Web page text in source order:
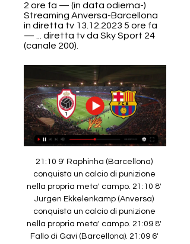
2 ore fa — (in data odierna-)
Streaming Anversa-Barcellona
in diretta tv 13.12.2023 5 ore fa
— ... diretta tv da Sky Sport 24
(canale 200).
21:10 9' Raphinha (Barcellona)
conquista un calcio di punizione
nella propria meta' campo. 21:10 8'
Jurgen Ekkelenkamp (Anversa)
conquista un calcio di punizione
nella propria meta' campo. 21:09 8'
Fallo di Gavi (Barcellona). 21:09 6'